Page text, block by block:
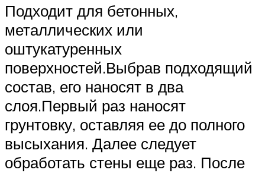
Подходит для бетонных,
металлических или
оштукатуренных
поверхностей.Выбрав подходящий
состав, его наносят в два
слоя.Первый раз наносят
грунтовку, оставляя ее до полного
высыхания. Далее следует
обработать стены еще раз. После